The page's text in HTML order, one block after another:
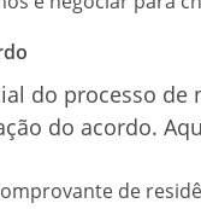
do processo
do acordo.
de